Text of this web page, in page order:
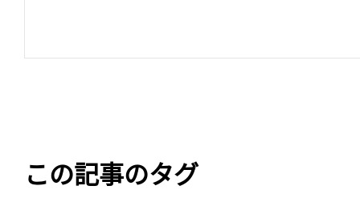
この記事のタグ